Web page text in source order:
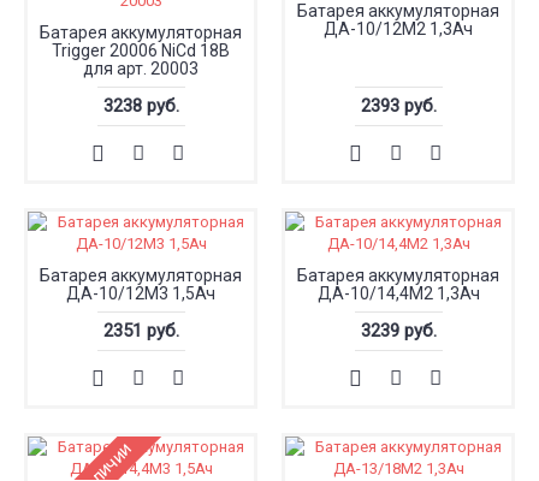
Батарея аккумуляторная
Trigger 20006 NiCd 18В
для арт. 20003
3238 руб.
Батарея аккумуляторная
ДА-10/12М2 1,3Ач
2393 руб.
Батарея аккумуляторная
ДА-10/12М3 1,5Ач
2351 руб.
Батарея аккумуляторная
ДА-10/14,4М2 1,3Ач
3239 руб.